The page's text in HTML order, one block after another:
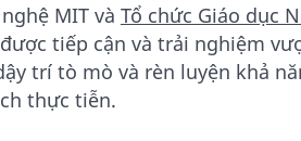
MIT và Tổ chức Giáo dục
tiếp cận và trải nghiệm
trí tò mò và rèn luyện khả
thực tiễn.